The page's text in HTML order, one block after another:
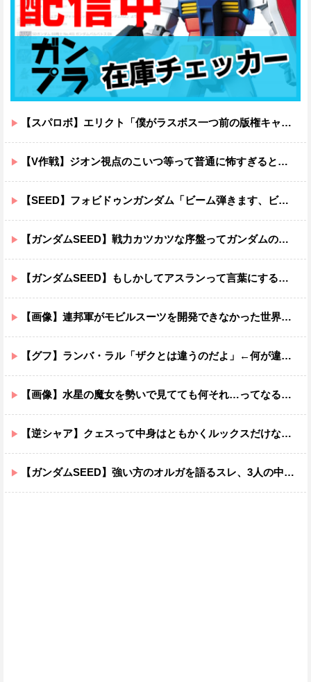
【スパロボ】エリクト「僕がラスボス一つ前の版権キャラ最後の敵ってちょっと荷が重すぎない？」
【V作戦】ジオン視点のこいつ等って普通に怖すぎると思う…
【SEED】フォビドゥンガンダム「ビーム弾きます、ビーム曲げられます、空飛びます」←二世代目でこれ出来るのおかしいだろ
【ガンダムSEED】戦力カツカツな序盤ってガンダムの中だと割と珍しい気がする
【ガンダムSEED】もしかしてアスランって言葉にするのが下手なだけでめっちゃいい人なのでは？
【画像】連邦軍がモビルスーツを開発できなかった世界線のガンダムｗｗｗｗｗｗｗ
【グフ】ランバ・ラル「ザクとは違うのだよ」←何が違うの？
【画像】水星の魔女を勢いで見てても何それ…ってなる部分ｗｗｗｗｗｗｗｗ
【逆シャア】クェスって中身はともかくルックスだけなら最高だな
【ガンダムSEED】強い方のオルガを語るスレ、3人の中でも強化は一番されてない方